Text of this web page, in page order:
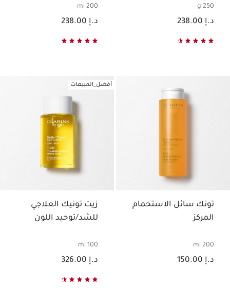
250 g
السعر الحالي هو د.إ 238.00
د.إ 238.00
200 ml
السعر الحالي هو د.إ 238.00
د.إ 238.00
تونك سائل الاستحمام
المركز
200 ml
السعر الحالي هو د.إ 150.00
د.إ 150.00
أفضل_المبيعات
زيت تونيك العلاجي
للشد/توحيد اللون
100 ml
السعر الحالي هو د.إ 326.00
د.إ 326.00